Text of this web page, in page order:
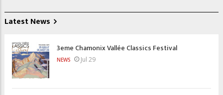
Latest News
3eme Chamonix Vallée Classics Festival
NEWS Jul 29